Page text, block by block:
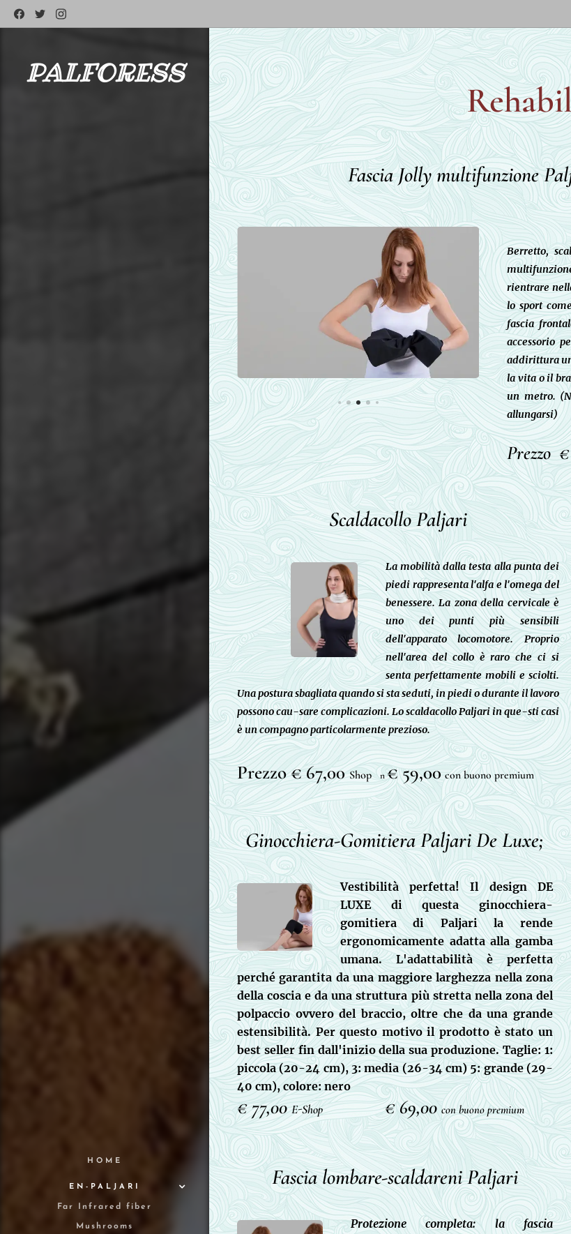
PALFORESS
HOME
EN-PALJARI
Far Infrared fiber
Mushrooms
Fascia Jolly multifunzione
Berretto,
rientrare
lo sport
fascia
accessorio
addirittura
la vita o il
un metro.
allungarsi)
Prezzo
Scaldacollo Paljari
La mobilità dalla testa alla punta dei
piedi rappresenta l'alfa e l'omega del
benessere. La zona della cervicale è
uno dei punti più sensibili
dell'apparato locomotore. Proprio
nell'area del collo è raro che ci si
senta perfettamente mobili e sciolti.
Una postura sbagliata quando si sta seduti, in piedi o durante il lavoro
possono cau-sare complicazioni. Lo scaldacollo Paljari in que-sti casi
è un compagno particolarmente prezioso.
Prezzo € 67,00Shopn€ 59,00 con buono premium
Ginocchiera-Gomitiera Paljari De Luxe;
Vestibilità perfetta! Il design DE
LUXE di questa ginocchiera-
gomitiera di Paljari la rende
ergonomicamente adatta alla gamba
umana. L'adattabilità è perfetta
perché garantita da una maggiore larghezza nella zona
della coscia e da una struttura più stretta nella zona del
polpaccio ovvero del braccio, oltre che da una grande
estensibilità. Per questo motivo il prodotto è stato un
best seller fin dall'inizio della sua produzione. Taglie: 1:
piccola (20-24 cm), 3: media (26-34 cm) 5: grande (29-
40 cm), colore: nero
€ 77,00E-Shop € 69,00 con buono premium
Fascia lombare-scaldareni Paljari
Protezione completa: la fascia